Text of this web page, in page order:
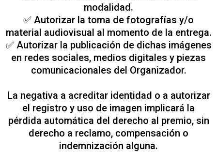
modalidad.
✅ Autorizar la toma de fotografías y/o
material audiovisual al momento de la entrega.
✅ Autorizar la publicación de dichas imágenes
en redes sociales, medios digitales y piezas
comunicacionales del Organizador.
La negativa a acreditar identidad o a autorizar
el registro y uso de imagen implicará la
pérdida automática del derecho al premio, sin
derecho a reclamo, compensación o
indemnización alguna.